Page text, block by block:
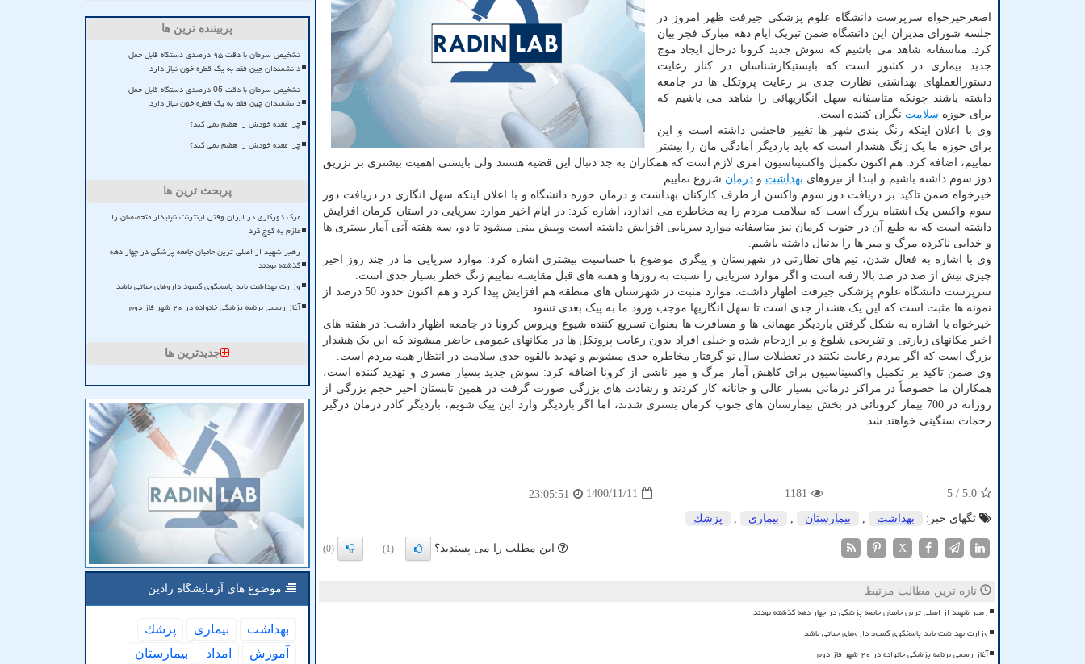
اصغرخیرخواه سرپرست دانشگاه علوم پزشکی جیرفت ظهر امروز در
جلسه شورای مدیران این دانشگاه ضمن تبریک ایام دهه مبارک فجر بیان
کرد: متاسفانه شاهد می باشیم که سوش جدید کرونا درحال ایجاد موج
جدید بیماری در کشور است که بایستیکارشناسان در کنار رعایت
دستورالعملهای بهداشتی نظارت جدی بر رعایت پروتکل ها در جامعه
داشته باشند چونکه متاسفانه سهل انگاریهائی را شاهد می باشیم که
برای حوزه سلامت نگران کننده است.
وی با اعلان اینکه رنگ بندی شهر ها تغییر فاحشی داشته است و این
برای حوزه ما یک زنگ هشدار است که باید باردیگر آمادگی مان را بیشتر
نماییم، اضافه کرد: هم اکنون تکمیل واکسیناسیون امری لازم است که همکاران به جد دنبال این قضیه هستند ولی بایستی اهمیت بیشتری بر تزریق
دوز سوم داشته باشیم و ابتدا از نیروهای بهداشت و درمان شروع نماییم.
خیرخواه ضمن تاکید بر دریافت دوز سوم واکسن از طرف کارکنان بهداشت و درمان حوزه دانشگاه و با اعلان اینکه سهل انگاری در دریافت دوز
سوم واکسن یک اشتباه بزرگ است که سلامت مردم را به مخاطره می اندازد، اشاره کرد: در ایام اخیر موارد سرپایی در استان کرمان افزایش
داشته است که به طبع آن در جنوب کرمان نیز متاسفانه موارد سرپایی افزایش داشته است وپیش بینی میشود تا دو، سه هفته آتی آمار بستری ها
و خدایی ناکرده مرگ و میر ها را بدنبال داشته باشیم.
وی با اشاره به فعال شدن، تیم های نظارتی در شهرستان و پیگری موضوع با حساسیت بیشتری اشاره کرد: موارد سرپایی ما در چند روز اخیر
چیزی بیش از صد در صد بالا رفته است و اگر موارد سرپایی را نسبت به روزها و هفته های قبل مقایسه نماییم زنگ خطر بسیار جدی است.
سرپرست دانشگاه علوم پزشکی جیرفت اظهار داشت: موارد مثبت در شهرستان های منطقه هم افزایش پیدا کرد و هم اکنون حدود 50 درصد از
نمونه ها مثبت است که این یک هشدار جدی است تا سهل انگاریها موجب ورود ما به پیک بعدی نشود.
خیرخواه با اشاره به شکل گرفتن باردیگر مهمانی ها و مسافرت ها بعنوان تسریع کننده شیوع ویروس کرونا در جامعه اظهار داشت: در هفته های
اخیر مکانهای زیارتی و تفریحی شلوغ و پر ازدحام شده و خیلی افراد بدون رعایت پروتکل ها در مکانهای عمومی حاضر میشوند که این یک هشدار
بزرگ است که اگر مردم رعایت نکنند در تعطیلات سال نو گرفتار مخاطره جدی میشویم و تهدید بالقوه جدی سلامت در انتظار همه مردم است.
وی ضمن تاکید بر تکمیل واکسیناسیون برای کاهش آمار مرگ و میر ناشی از کرونا اضافه کرد: سوش جدید بسیار مسری و تهدید کننده است،
همکاران ما خصوصاً در مراکز درمانی بسیار عالی و جانانه کار کردند و رشادت های بزرگی صورت گرفت در همین تابستان اخیر حجم بزرگی از
روزانه در 700 بیمار کرونائی در بخش بیمارستان های جنوب کرمان بستری شدند، اما اگر باردیگر وارد این پیک شویم، باردیگر کادر درمان درگیر
زحمات سنگینی خواهند شد.
5.0
/ 5
1181
1400/11/11
23:05:51
تگهای خبر:
بهداشت بیمارستان بیماری پزشك
X این مطلب را می پسندید؟ (1)
(0)
تازه ترین مطالب مرتبط
رهبر شهید از اصلی ترین حامیان جامعه پزشکی در چهار دهه گذشته بودند
وزارت بهداشت باید پاسخگوی کمبود داروهای حیاتی باشد
آغاز رسمی برنامه پزشکی خانواده در ۲۰ شهر فاز دوم
پربیننده ترین ها
تشخیص سرطان با دقت ۹۵ درصدی دستگاه قابل حمل
دانشمندان چین فقط به یک قطره خون نیاز دارد
تشخیص سرطان با دقت 95 درصدی دستگاه قابل حمل
دانشمندان چین فقط به یک قطره خون نیاز دارد
چرا معده خودش را هضم نمی کند؟
چرا معده خودش را هضم نمی کند؟
پربحث ترین ها
مرگ دورکاری در ایران وقتی اینترنت ناپایدار متخصصان را
ملزم به کوچ کرد
رهبر شهید از اصلی ترین حامیان جامعه پزشکی در چهار دهه
گذشته بودند
وزارت بهداشت باید پاسخگوی کمبود داروهای حیاتی باشد
آغاز رسمی برنامه پزشکی خانواده در ۲۰ شهر فاز دوم
جدیدترین ها
موضوع های آزمایشگاه رادین
بهداشت بیماری
پزشك
آموزش
امداد
بیمارستان